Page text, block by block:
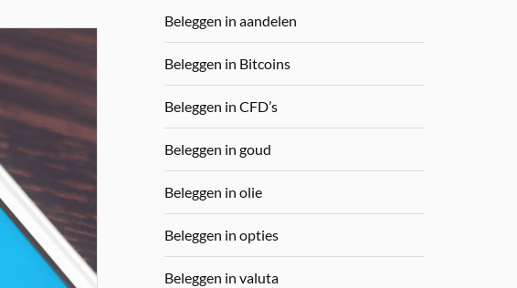
Beleggen in aandelen
Beleggen in Bitcoins
Beleggen in CFD’s
Beleggen in goud
Beleggen in olie
Beleggen in opties
Beleggen in valuta